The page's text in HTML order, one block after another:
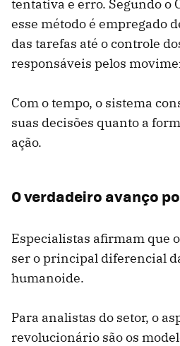
tentativa e erro. Segundo o
esse método é empregado
das tarefas até o controle
responsáveis pelos
Com o tempo, o sistema
suas decisões quanto a
ação.
O verdadeiro avanço
Especialistas afirmam que
ser o principal diferencial
humanoide.
Para analistas do setor, o
revolucionário são os